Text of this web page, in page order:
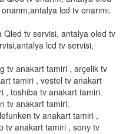
lcd tv onarımı.
tv servisi, antalya oled tv
lcd tv servisi,
tv anakart tamiri , arçelik tv
tamiri , vestel tv anakart
, toshiba tv anakart tamiri.
tv anakart tamiri.
tv anakart tamiri ,
tv anakart tamiri , sony tv